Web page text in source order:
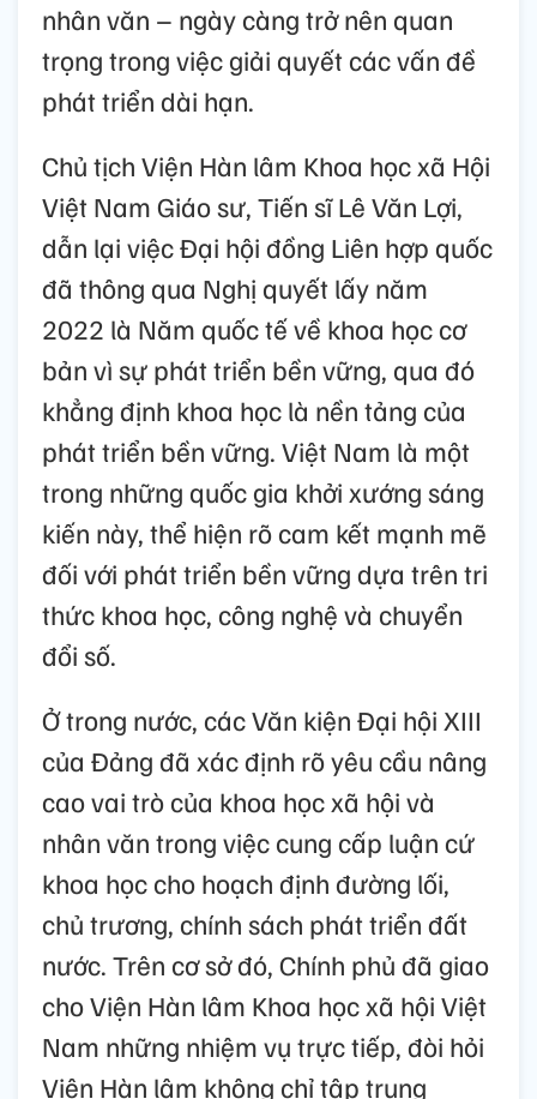
nhân văn – ngày càng trở nên quan
trọng trong việc giải quyết các vấn đề
phát triển dài hạn.
Chủ tịch Viện Hàn lâm Khoa học xã Hội
Việt Nam Giáo sư, Tiến sĩ Lê Văn Lợi,
dẫn lại việc Đại hội đồng Liên hợp quốc
đã thông qua Nghị quyết lấy năm
2022 là Năm quốc tế về khoa học cơ
bản vì sự phát triển bền vững, qua đó
khẳng định khoa học là nền tảng của
phát triển bền vững. Việt Nam là một
trong những quốc gia khởi xướng sáng
kiến này, thể hiện rõ cam kết mạnh mẽ
đối với phát triển bền vững dựa trên tri
thức khoa học, công nghệ và chuyển
đổi số.
Ở trong nước, các Văn kiện Đại hội XIII
của Đảng đã xác định rõ yêu cầu nâng
cao vai trò của khoa học xã hội và
nhân văn trong việc cung cấp luận cứ
khoa học cho hoạch định đường lối,
chủ trương, chính sách phát triển đất
nước. Trên cơ sở đó, Chính phủ đã giao
cho Viện Hàn lâm Khoa học xã hội Việt
Nam những nhiệm vụ trực tiếp, đòi hỏi
Viện Hàn lâm không chỉ tập trung